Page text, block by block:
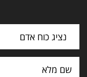
נציג כוח אדם